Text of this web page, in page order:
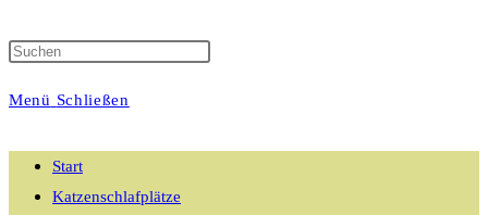
Suche
Menü Schließen
Start
Katzenschlafplätze